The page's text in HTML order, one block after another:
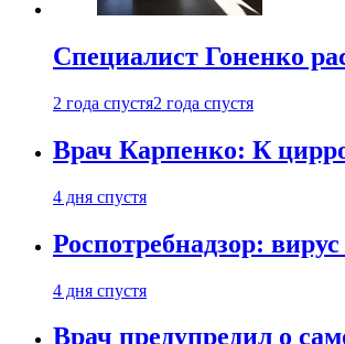
Специалист Гоненко
2 года спустя2 года спустя
Врач Карпенко: К
4 дня спустя
Роспотребнадзор:
4 дня спустя
Врач предупредил о